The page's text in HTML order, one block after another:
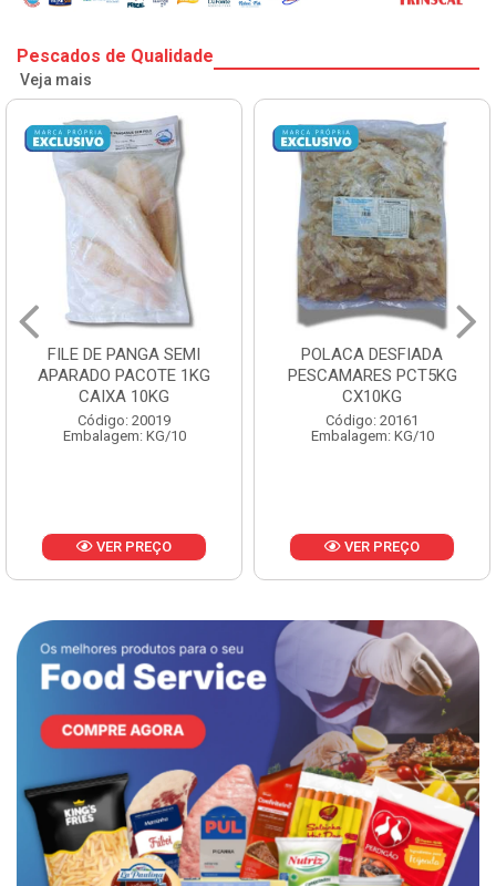
Pescados de Qualidade
Veja mais
FILE DE PANGA SEMI
APARADO PACOTE 1KG
CAIXA 10KG
Código: 20019
Embalagem: KG/10
VER PREÇO
POLACA DESFIADA
PESCAMARES PCT5KG
CX10KG
Código: 20161
Embalagem: KG/10
VER PREÇO